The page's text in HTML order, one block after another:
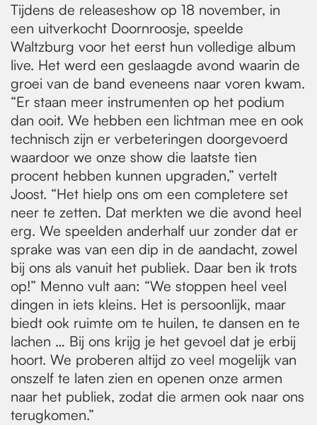
Tijdens de releaseshow op 18 november, in
een uitverkocht Doornroosje, speelde
Waltzburg voor het eerst hun volledige album
live. Het werd een geslaagde avond waarin de
groei van de band eveneens naar voren kwam.
“Er staan meer instrumenten op het podium
dan ooit. We hebben een lichtman mee en ook
technisch zijn er verbeteringen doorgevoerd
waardoor we onze show die laatste tien
procent hebben kunnen upgraden,” vertelt
Joost. “Het hielp ons om een completere set
neer te zetten. Dat merkten we die avond heel
erg. We speelden anderhalf uur zonder dat er
sprake was van een dip in de aandacht, zowel
bij ons als vanuit het publiek. Daar ben ik trots
op!” Menno vult aan: “We stoppen heel veel
dingen in iets kleins. Het is persoonlijk, maar
biedt ook ruimte om te huilen, te dansen en te
lachen … Bij ons krijg je het gevoel dat je erbij
hoort. We proberen altijd zo veel mogelijk van
onszelf te laten zien en openen onze armen
naar het publiek, zodat die armen ook naar ons
terugkomen.”